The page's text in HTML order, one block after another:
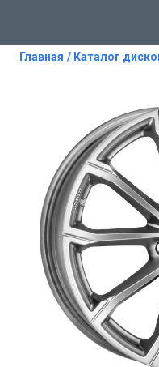
Главная / Каталог